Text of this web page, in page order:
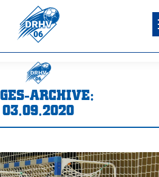
ARCHIVE:
03.09.2020